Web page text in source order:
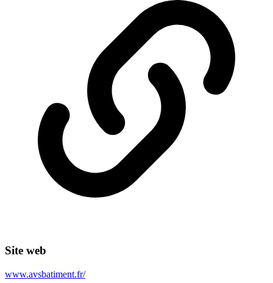
Site web
www.avsbatiment.fr/